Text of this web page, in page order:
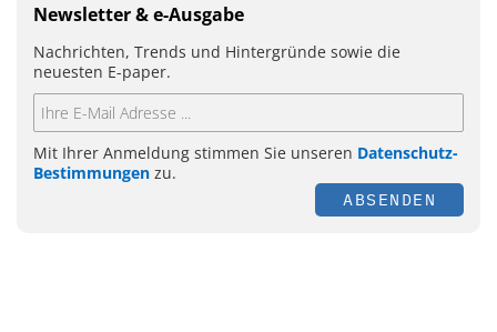
Newsletter & e-Ausgabe
Nachrichten, Trends und Hintergründe sowie die
neuesten E-paper.
Mit Ihrer Anmeldung stimmen Sie unseren Datenschutz-
Bestimmungen zu.
ABSENDEN